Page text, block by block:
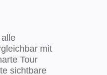
mit
Tour
sichtbare